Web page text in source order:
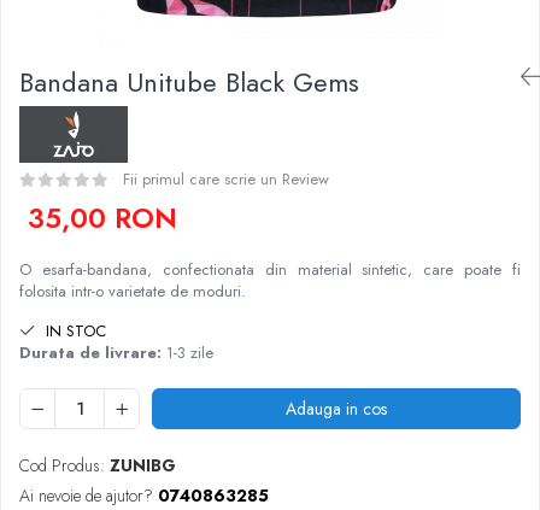
Copii
Espadrile
Casti
Lopeti de zapada / avalansa
Sosete
Bandane
Imbracaminte de corp
Copii
Jachete copii
Pantaloni copii
Imbracaminte de corp
Bandana Unitube Black Gems
Fii primul care scrie un Review
35,00 RON
O esarfa-bandana, confectionata din material sintetic, care poate fi
folosita intr-o varietate de moduri.
IN STOC
Durata de livrare: 1-3 zile
Adauga in cos
Cod Produs: ZUNIBG
Ai nevoie de ajutor? 0740863285